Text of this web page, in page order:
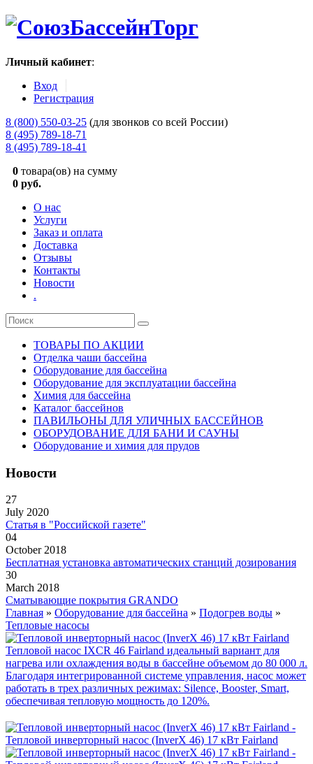
Личный кабинет:
Вход
Регистрация
8 (800) 550-03-25 (для звонков со всей России)
8 (495) 789-18-71
8 (495) 789-18-41
0 товара(ов) на сумму
0 руб.
О нас
Услуги
Заказ и оплата
Доставка
Отзывы
Контакты
Новости
.
ТОВАРЫ ПО АКЦИИ
Отделка чаши бассейна
Оборудование для бассейна
Оборудование для эксплуатации бассейна
Химия для бассейна
Каталог бассейнов
ПАВИЛЬОНЫ ДЛЯ УЛИЧНЫХ БАССЕЙНОВ
ОБОРУДОВАНИЕ ДЛЯ БАНИ И САУНЫ
Оборудование и химия для прудов
Новости
27
July 2020
Статья в "Российской газете"
04
October 2018
Бесплатная установка автоматических станций дозирования
30
March 2018
Сматывающие покрытия GRANDO
Главная » Оборудование для бассейна » Подогрев воды »
Тепловые насосы